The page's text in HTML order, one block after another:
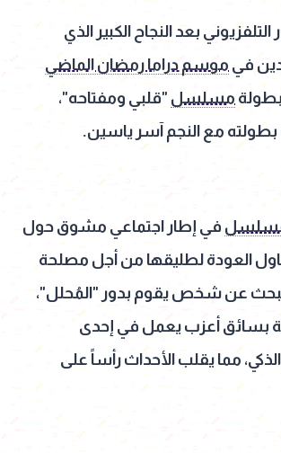
بعد النجاح الكبير الذي
في موسم دراما رمضان الماضي
مسلسل "قلبي ومفتاحه"،
مع النجم آسر ياسين.
في إطار اجتماعي مشوق حول
العودة لطليقها من أجل مصلحة
عن شخص يقوم بدور "المُحلل"،
بسائق أعزب يعمل في إحدى
مما يقلب الأحداث رأساً على